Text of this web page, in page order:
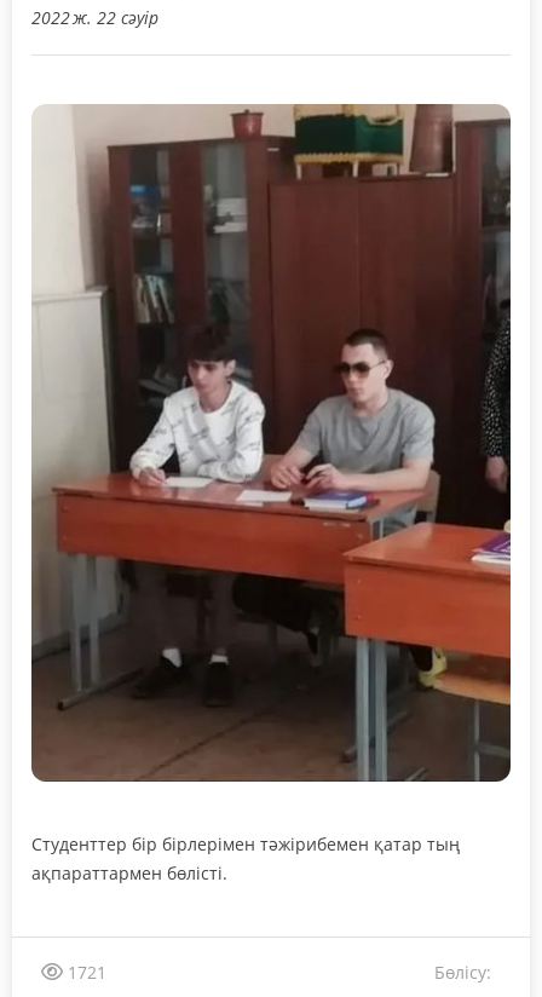
2022 ж. 22 сәуір
Студенттер бір бірлерімен тәжірибемен қатар тың
ақпараттармен бөлісті.
1721 Бөлісу: